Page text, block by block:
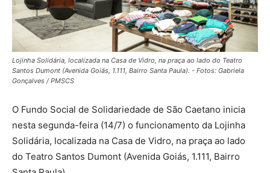
Lojinha Solidária, localizada na Casa de Vidro, na praça ao lado do Teatro
Santos Dumont (Avenida Goiás, 1.111, Bairro Santa Paula). - Fotos: Gabriela
Gonçalves / PMSCS
O Fundo Social de Solidariedade de São Caetano inicia
nesta segunda-feira (14/7) o funcionamento da Lojinha
Solidária, localizada na Casa de Vidro, na praça ao lado
do Teatro Santos Dumont (Avenida Goiás, 1.111, Bairro